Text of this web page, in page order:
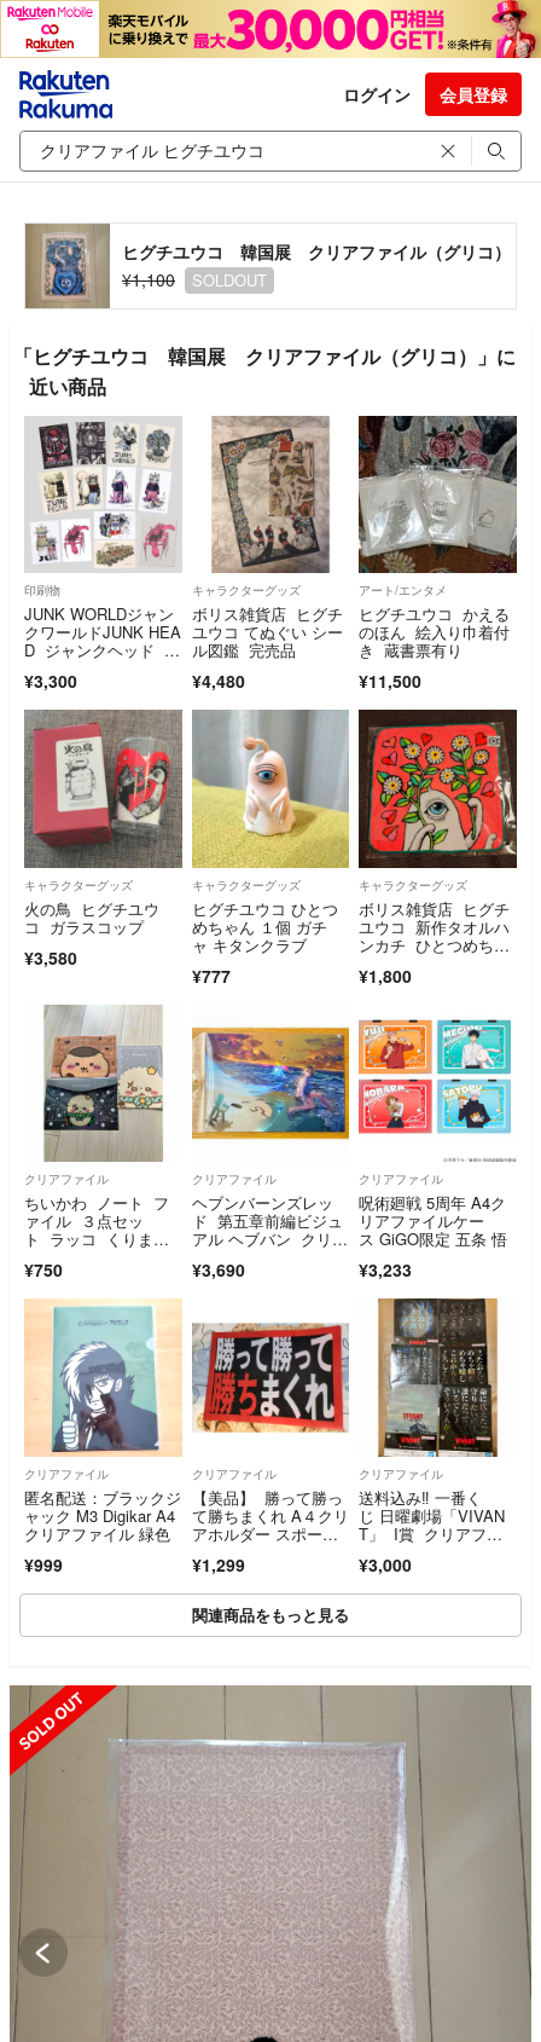
ログイン 会員登録
ヒグチユウコ 韓国展 クリアファイル（グリコ）
¥1,100
SOLDOUT
「ヒグチユウコ 韓国展 クリアファイル（グリコ）」に
近い商品
印刷物
JUNK WORLDジャン
クワールドJUNK HEA
D ジャンクヘッド 堀
グチユウコポストカー
ド
¥3,300
キャラクターグッズ
ボリス雑貨店 ヒグチ
ユウコ てぬぐい シー
ル図鑑 完売品
¥4,480
アート/エンタメ
ヒグチユウコ かえる
のほん 絵入り巾着付
き 蔵書票有り
¥11,500
キャラクターグッズ
火の鳥 ヒグチユウ
コ ガラスコップ
¥3,580
キャラクターグッズ
ヒグチユウコ ひとつ
めちゃん １個 ガチ
ャ キタンクラブ
¥777
キャラクターグッズ
ボリス雑貨店 ヒグチ
ユウコ 新作タオルハ
ンカチ ひとつめちゃ
¥1,800
クリアファイル
ちいかわ ノート フ
ァイル ３点セッ
ト ラッコ くりまん
¥750
クリアファイル
ヘブンバーンズレッ
ド 第五章前編ビジュ
アル ヘブバン クリア
¥3,690
クリアファイル
呪術廻戦 5周年 A4ク
リアファイルケー
ス GiGO限定 五条 悟
¥3,233
クリアファイル
匿名配送：ブラックジ
ャック M3 Digikar A4
クリアファイル 緑色
¥999
クリアファイル
【美品】 勝って勝っ
て勝ちまくれ A４クリ
アホルダー スポー
¥1,299
クリアファイル
送料込み‼️ 一番く
じ 日曜劇場「VIVAN
T」 I賞 クリアファ
¥3,000
関連商品をもっと見る